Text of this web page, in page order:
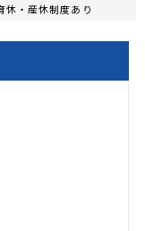
休・産休制度あり